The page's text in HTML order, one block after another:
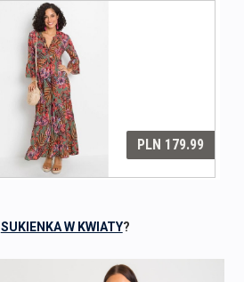
SUKIENKA W KWIATY?